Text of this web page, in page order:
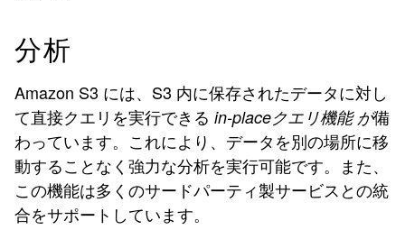
分析
Amazon S3 には、S3 内に保存されたデータに対し
て直接クエリを実行できる in-placeクエリ機能 が備
わっています。これにより、データを別の場所に移
動することなく強力な分析を実行可能です。また、
この機能は多くのサードパーティ製サービスとの統
合をサポートしています。